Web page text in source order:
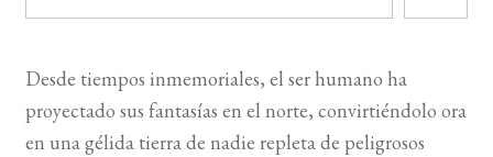
Desde tiempos inmemoriales, el ser humano ha
proyectado sus fantasías en el norte, convirtiéndolo ora
en una gélida tierra de nadie repleta de peligrosos